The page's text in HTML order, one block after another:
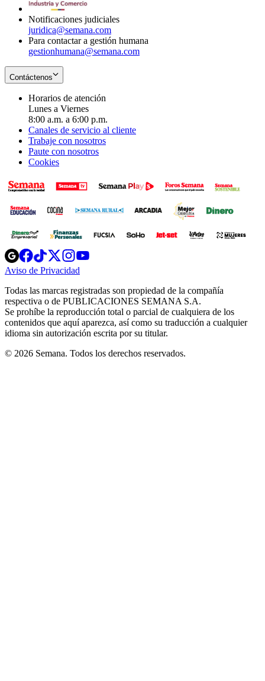
Notificaciones judiciales
juridica@semana.com
Para contactar a gestión humana
gestionhumana@semana.com
Contáctenos
Horarios de atención
Lunes a Viernes
8:00 a.m. a 6:00 p.m.
Canales de servicio al cliente
Trabaje con nosotros
Paute con nosotros
Cookies
Opens
in
new
Opens
in
new
Opens
in
new
window
Opens
new
windowwindow
Aviso de Privacidad
new
window
Todas las marcas registradas son propiedad de la compañía
respectiva o de PUBLICACIONES SEMANA S.A.
Se prohíbe la reproducción total o parcial de cualquiera de los
contenidos que aquí aparezca, así como su traducción a cualquier
idioma sin autorización escrita por su titular.
© 2026 Semana. Todos los derechos reservados.